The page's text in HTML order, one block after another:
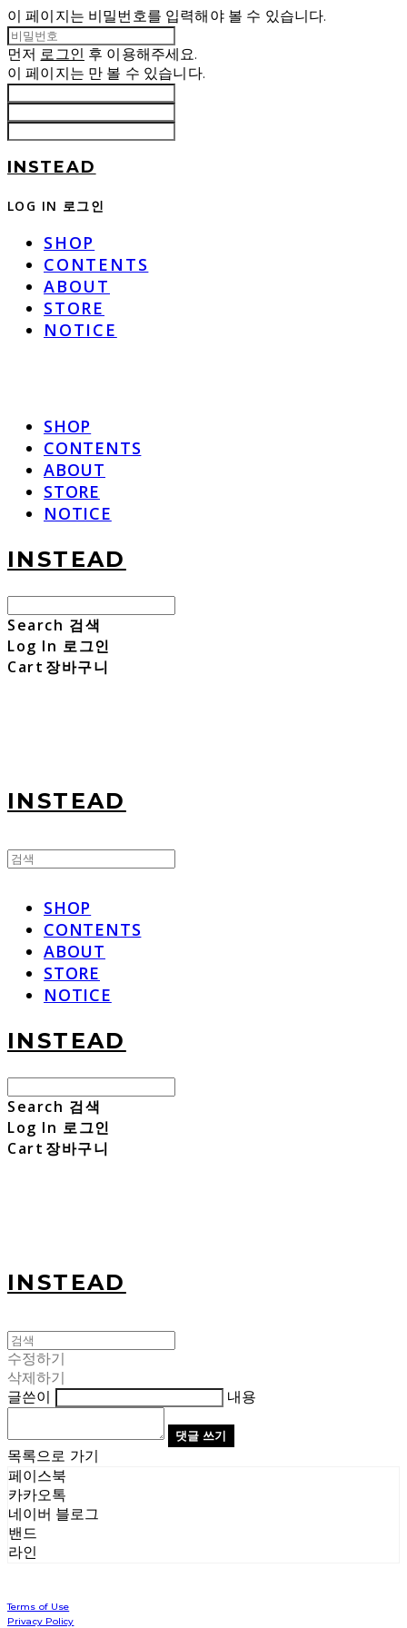
이 페이지는 비밀번호를 입력해야 볼 수 있습니다.
먼저 로그인 후 이용해주세요.
이 페이지는 만 볼 수 있습니다.
INSTEAD
LOG IN 로그인
SHOP
CONTENTS
ABOUT
STORE
NOTICE
SHOP
CONTENTS
ABOUT
STORE
NOTICE
INSTEAD
Search 검색
Log In 로그인
Cart 장바구니
INSTEAD
SHOP
CONTENTS
ABOUT
STORE
NOTICE
INSTEAD
Search 검색
Log In 로그인
Cart 장바구니
INSTEAD
수정하기
삭제하기
글쓴이
내용
댓글 쓰기
목록으로 가기
페이스북
카카오톡
네이버 블로그
밴드
라인
Terms of Use
Privacy Policy